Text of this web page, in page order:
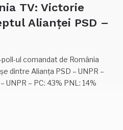
TV: Victorie
Alianței PSD –
ul comandat de România
dintre Alianța PSD – UNPR –
UNPR – PC: 43% PNL: 14%